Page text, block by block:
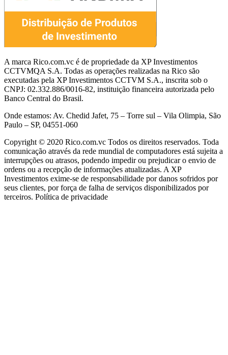
A marca Rico.com.vc é de propriedade da XP Investimentos
CCTVMQA S.A. Todas as operações realizadas na Rico são
executadas pela XP Investimentos CCTVM S.A., inscrita sob o
CNPJ: 02.332.886/0016-82, instituição financeira autorizada pelo
Banco Central do Brasil.
Onde estamos: Av. Chedid Jafet, 75 – Torre sul – Vila Olimpia, São
Paulo – SP, 04551-060
Copyright © 2020 Rico.com.vc Todos os direitos reservados. Toda
comunicação através da rede mundial de computadores está sujeita a
interrupções ou atrasos, podendo impedir ou prejudicar o envio de
ordens ou a recepção de informações atualizadas. A XP
Investimentos exime-se de responsabilidade por danos sofridos por
seus clientes, por força de falha de serviços disponibilizados por
terceiros. Política de privacidade